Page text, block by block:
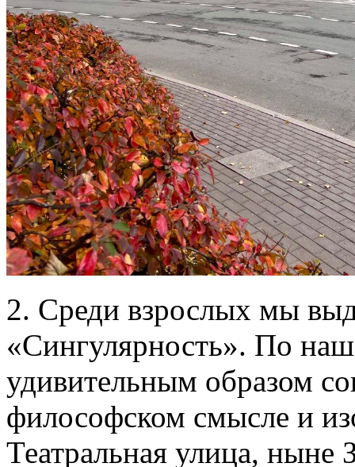
2. Среди взрослых мы
«Сингулярность». По
удивительным образом
философском смысле и
Театральная улица, ныне